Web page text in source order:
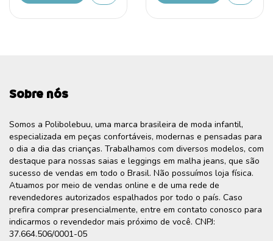
Sobre nós
Somos a Polibolebuu, uma marca brasileira de moda infantil,
especializada em peças confortáveis, modernas e pensadas para
o dia a dia das crianças. Trabalhamos com diversos modelos, com
destaque para nossas saias e leggings em malha jeans, que são
sucesso de vendas em todo o Brasil. Não possuímos loja física.
Atuamos por meio de vendas online e de uma rede de
revendedores autorizados espalhados por todo o país. Caso
prefira comprar presencialmente, entre em contato conosco para
indicarmos o revendedor mais próximo de você. CNPJ:
37.664.506/0001-05